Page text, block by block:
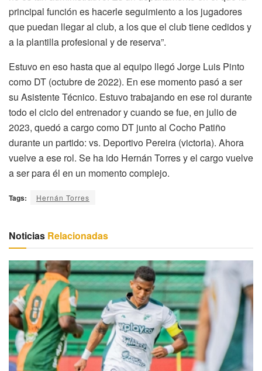
principal función es hacerle seguimiento a los jugadores
que puedan llegar al club, a los que el club tiene cedidos y
a la plantilla profesional y de reserva”.
Estuvo en eso hasta que al equipo llegó Jorge Luis Pinto
como DT (octubre de 2022). En ese momento pasó a ser
su Asistente Técnico. Estuvo trabajando en ese rol durante
todo el ciclo del entrenador y cuando se fue, en julio de
2023, quedó a cargo como DT junto al Cocho Patiño
durante un partido: vs. Deportivo Pereira (victoria). Ahora
vuelve a ese rol. Se ha ido Hernán Torres y el cargo vuelve
a ser para él en un momento complejo.
Tags: Hernán Torres
Noticias Relacionadas